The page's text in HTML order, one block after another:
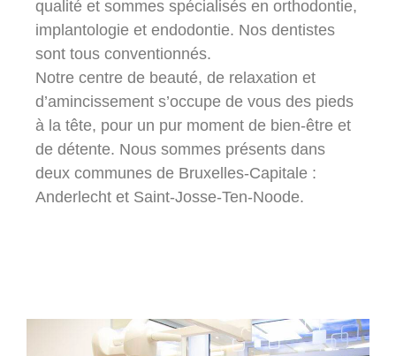
qualité et sommes spécialisés en orthodontie,
implantologie et endodontie. Nos dentistes
sont tous conventionnés.
Notre centre de beauté, de relaxation et
d’amincissement s’occupe de vous des pieds
à la tête, pour un pur moment de bien-être et
de détente. Nous sommes présents dans
deux communes de Bruxelles-Capitale :
Anderlecht et Saint-Josse-Ten-Noode.